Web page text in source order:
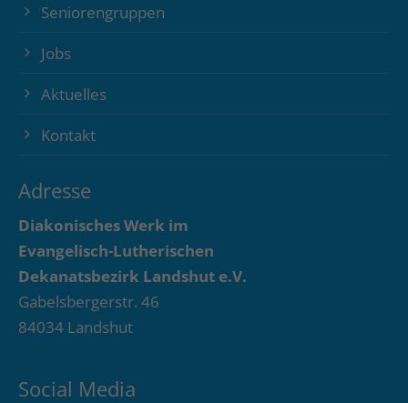
Seniorengruppen
Jobs
Aktuelles
Kontakt
Adresse
Diakonisches Werk im
Evangelisch-Lutherischen
Dekanatsbezirk Landshut e.V.
Gabelsbergerstr. 46
84034 Landshut
Social Media